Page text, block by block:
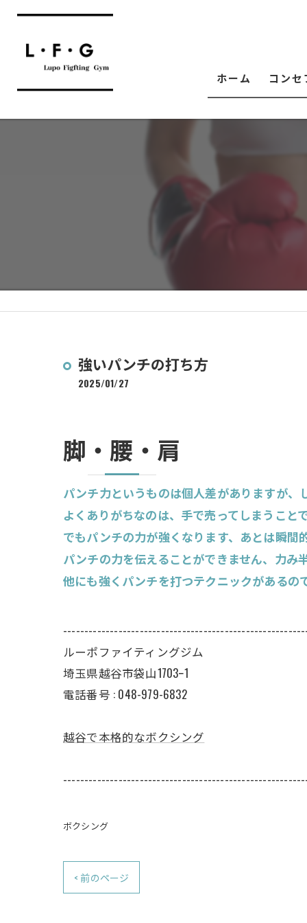
ホーム コン
強いパンチの打ち方
2025/01/27
脚・腰・肩
パンチ力というものは個人差がありますが
よくありがちなのは、手で売ってしまうこ
でもパンチの力が強くなります、あとは瞬
パンチの力を伝えることができません、力
他にも強くパンチを打つテクニックがある
ルーポファイティングジム
埼玉県越谷市袋山1703ｰ1
電話番号 : 048-979-6832
越谷で本格的なボクシング
ボクシング
< 前のページ